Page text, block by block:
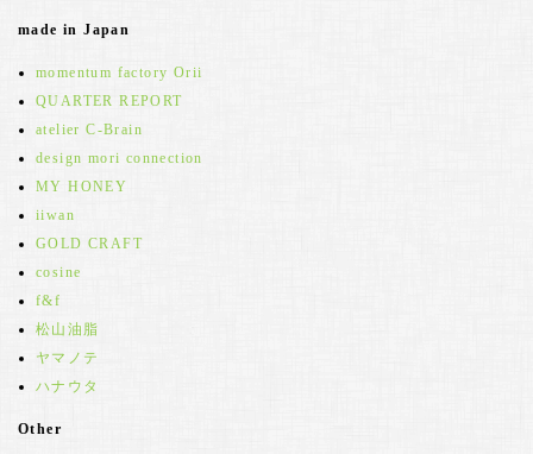
made in Japan
momentum factory Orii
QUARTER REPORT
atelier C-Brain
design mori connection
MY HONEY
iiwan
GOLD CRAFT
cosine
f&f
松山油脂
ヤマノテ
ハナウタ
Other